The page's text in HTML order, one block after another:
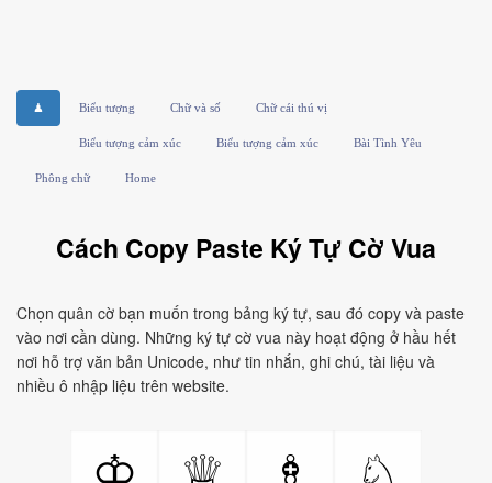
♟ Biểu tượng Chữ và số Chữ cái thú vị
Biểu tượng cảm xúc Biểu tượng cảm xúc Bài Tình Yêu
Phông chữ Home
Cách Copy Paste Ký Tự Cờ Vua
Chọn quân cờ bạn muốn trong bảng ký tự, sau đó copy và paste
vào nơi cần dùng. Những ký tự cờ vua này hoạt động ở hầu hết
nơi hỗ trợ văn bản Unicode, như tin nhắn, ghi chú, tài liệu và
nhiều ô nhập liệu trên website.